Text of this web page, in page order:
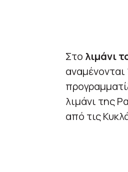
Στο λιμάνι
λιμάνι της
από τις